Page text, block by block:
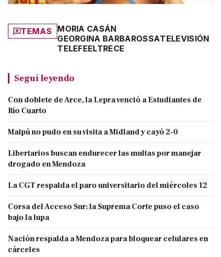
TEMAS
MORIA CASÁN
GEORGINA BARBAROSSATELEVISIÓN
TELEFEELTRECE
Seguí leyendo
Con doblete de Arce, la Lepra venció a Estudiantes de
Río Cuarto
Maipú no pudo en su visita a Midland y cayó 2-0
Libertarios buscan endurecer las multas por manejar
drogado en Mendoza
La CGT respalda el paro universitario del miércoles 12
Corsa del Acceso Sur: la Suprema Corte puso el caso
bajo la lupa
Nación respalda a Mendoza para bloquear celulares en
cárceles